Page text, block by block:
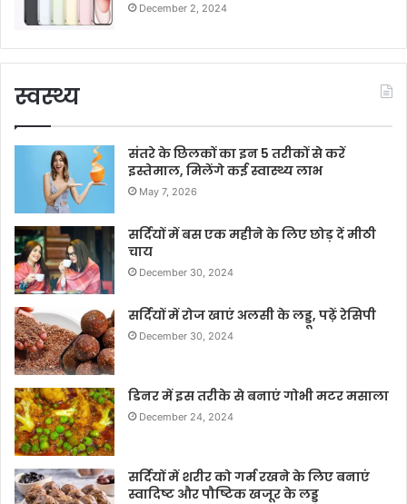
December 2, 2024
स्वस्थ्य
संतरे के छिलकों का इन 5 तरीकों से करें
इस्तेमाल, मिलेंगे कई स्वास्थ्य लाभ
May 7, 2026
सर्दियों में बस एक महीने के लिए छोड़ दें मीठी
चाय
December 30, 2024
सर्दियों में रोज खाएं अलसी के लड्डू, पढ़ें रेसिपी
December 30, 2024
डिनर में इस तरीके से बनाएं गोभी मटर मसाला
December 24, 2024
सर्दियों में शरीर को गर्म रखने के लिए बनाएं
स्वादिष्ट और पौष्टिक खजूर के लड्डू